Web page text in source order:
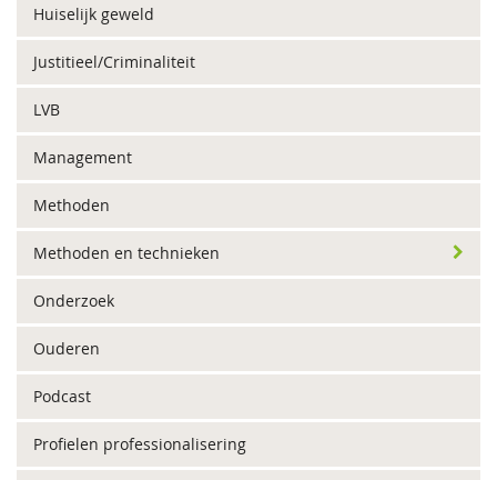
Huiselijk geweld
Justitieel/Criminaliteit
LVB
Management
Methoden
Methoden en technieken
Onderzoek
Ouderen
Podcast
Profielen professionalisering